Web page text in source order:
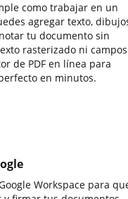
como trabajar en un
agregar texto,
tu documento sin
rasterizado ni campos
de PDF en línea para
en minutos.
Workspace para